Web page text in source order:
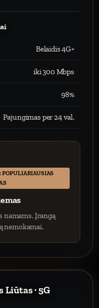
Belaidis 4G+
iki 300 Mbps
98%
Pajungimas per 24 val.
POPULIARIAUSIAS
namams. Įrangą
nemokamai.
· 5G